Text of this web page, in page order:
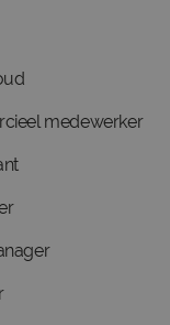
medewerker